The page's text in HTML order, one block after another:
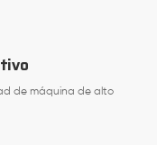
de máquina de alto